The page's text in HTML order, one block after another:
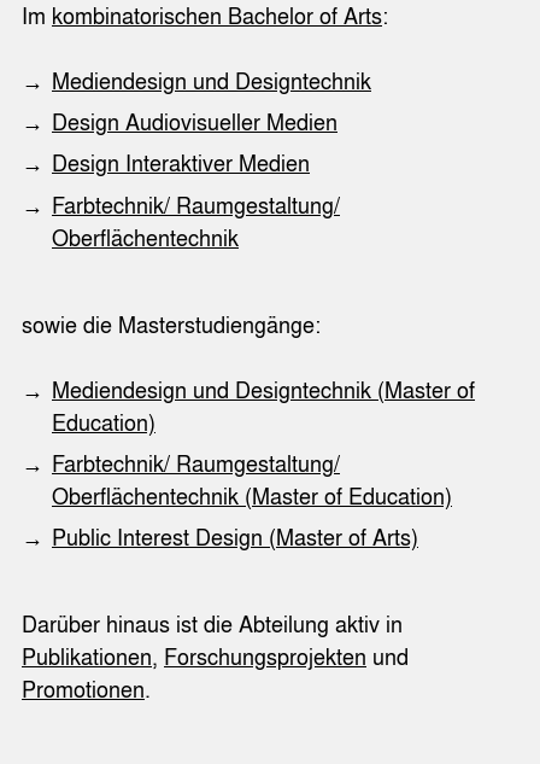
Im kombinatorischen Bachelor of Arts:
Mediendesign und Designtechnik
Design Audiovisueller Medien
Design Interaktiver Medien
Farbtechnik/ Raumgestaltung/
Oberflächentechnik
sowie die Masterstudiengänge:
Mediendesign und Designtechnik (Master of
Education)
Farbtechnik/ Raumgestaltung/
Oberflächentechnik (Master of Education)
Public Interest Design (Master of Arts)
Darüber hinaus ist die Abteilung aktiv in
Publikationen, Forschungsprojekten und
Promotionen.